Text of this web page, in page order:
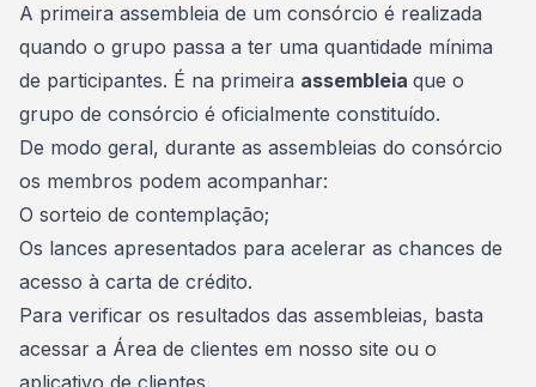
A primeira assembleia de um consórcio é realizada
quando o grupo passa a ter uma quantidade mínima
de participantes. É na primeira assembleia que o
grupo de consórcio é oficialmente constituído.
De modo geral, durante as assembleias do consórcio
os membros podem acompanhar:
O sorteio de contemplação;
Os lances apresentados para acelerar as chances de
acesso à carta de crédito.
Para verificar os resultados das assembleias, basta
acessar a Área de clientes em nosso site ou o
aplicativo de clientes.